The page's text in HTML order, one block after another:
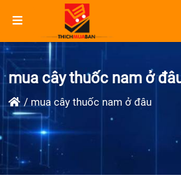
mua cây thuốc nam ở
mua cây thuốc nam ở đâu